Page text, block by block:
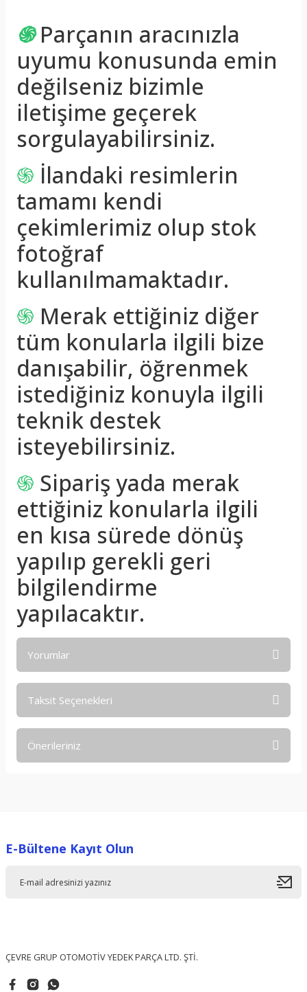
֍ Parçanın aracınızla
uyumu konusunda emin
değilseniz bizimle
iletişime geçerek
sorgulayabilirsiniz.
֍ İlandaki resimlerin
tamamı kendi
çekimlerimiz olup stok
fotoğraf
kullanılmamaktadır.
֍ Merak ettiğiniz diğer
tüm konularla ilgili bize
danışabilir, öğrenmek
istediğiniz konuyla ilgili
teknik destek
isteyebilirsiniz.
֍ Sipariş yada merak
ettiğiniz konularla ilgili
en kısa sürede dönüş
yapılıp gerekli geri
bilgilendirme
yapılacaktır.
Yorumlar
Taksit Seçenekleri
Önerileriniz
Ürün resmi kalitesiz, bozuk veya görüntülenemiyor.
E-Bültene Kayıt Olun
ÇEVRE GRUP OTOMOTİV YEDEK PARÇA LTD. ŞTİ.